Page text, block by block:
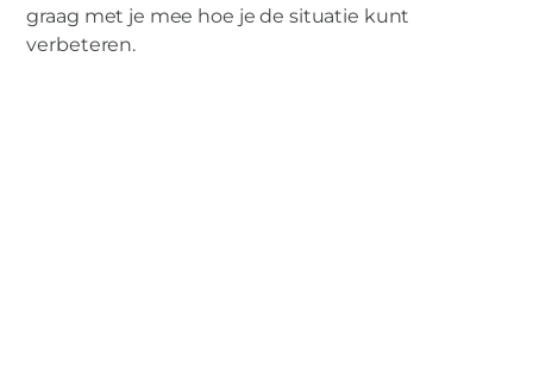
graag met je mee hoe je de situatie kunt
verbeteren.